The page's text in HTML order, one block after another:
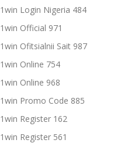
1win Login Nigeria 484
1win Official 971
1win Ofitsialnii Sait 987
1win Online 754
1win Online 968
1win Promo Code 885
1win Register 162
1win Register 561